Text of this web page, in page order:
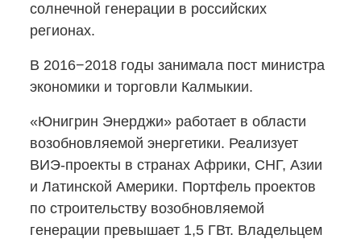
солнечной генерации в российских
регионах.
В 2016−2018 годы занимала пост министра
экономики и торговли Калмыкии.
«Юнигрин Энерджи» работает в области
возобновляемой энергетики. Реализует
ВИЭ-проекты в странах Африки, СНГ, Азии
и Латинской Америки. Портфель проектов
по строительству возобновляемой
генерации превышает 1,5 ГВт. Владельцем